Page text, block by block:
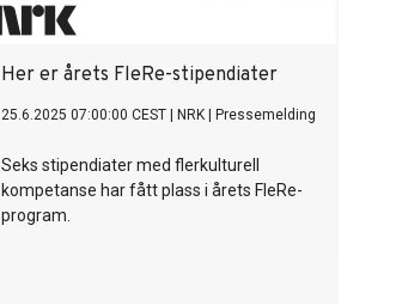
Her er årets FleRe-stipendiater
25.6.2025 07:00:00 CEST NRK Pressemelding
Seks stipendiater med flerkulturell
kompetanse har fått plass i årets FleRe-
program.